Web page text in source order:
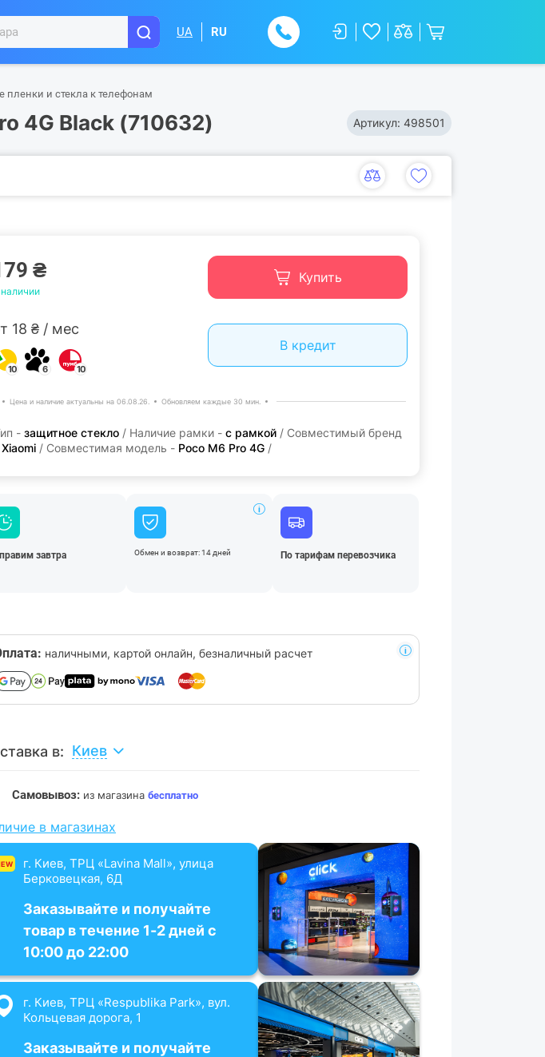
UA RU
пленки и стекла к телефонам
4G Black (710632) Артикул: 498501
₴ Купить
18 ₴ / мес
10 6 10
В кредит
Цена и наличие актуальны на 06.08.26. Обновляем каждые 30 мин.
- защитное стекло / Наличие рамки - с рамкой / Совместимый бренд
Xiaomi / Совместимая модель - Poco M6 Pro 4G /
завтра Обмен и возврат: 14 дней По тарифам перевозчика
наличными, картой онлайн, безналичный расчет
в: Киев
Самовывоз: из магазина бесплатно
в магазинах
г. Киев, ТРЦ «Lavina Mall», улица
Берковецкая, 6Д
Заказывайте и получайте
товар в течение 1-2 дней с
10:00 до 22:00
г. Киев, ТРЦ «Respublika Park», вул.
Кольцевая дорога, 1
Заказывайте и получайте